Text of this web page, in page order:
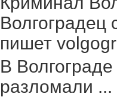
Волгоградец
пишет
В
разломали ...